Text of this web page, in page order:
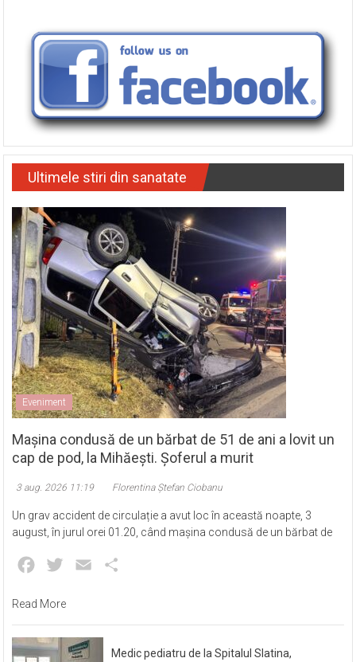
Ultimele stiri din sanatate
Eveniment
Mașina condusă de un bărbat de 51 de ani a lovit un
cap de pod, la Mihăești. Șoferul a murit
3 aug. 2026 11:19 Florentina Ștefan Ciobanu
Un grav accident de circulație a avut loc în această noapte, 3
august, în jurul orei 01.20, când mașina condusă de un bărbat de
Facebook
Twitter Email
Read More
Medic pediatru de la Spitalul Slatina,